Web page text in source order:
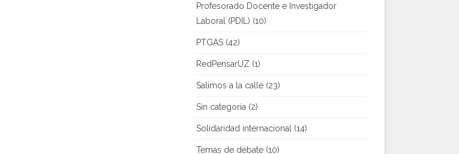
Profesorado Docente e Investigador
Laboral (PDIL) (10)
PTGAS(42)
RedPensarUZ (1)
Salimos a la calle(23)
Sin categoría(2)
Solidaridad internacional(14)
Temas de debate(10)